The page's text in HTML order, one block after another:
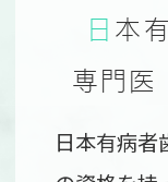
日
専門医
日本有病者